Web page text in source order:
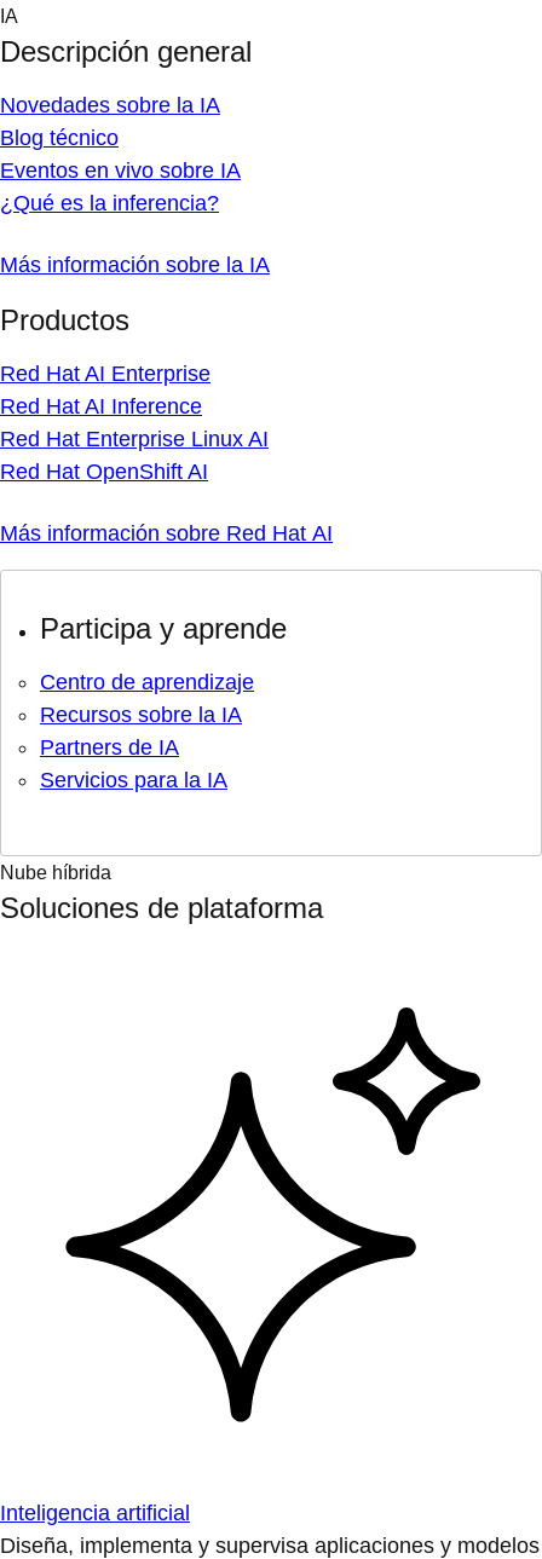
Skip
content
IA
Descripción general
Novedades sobre la IA
Blog técnico
Eventos en vivo sobre IA
¿Qué es la inferencia?
Más información sobre la IA
Productos
Red Hat AI Enterprise
Red Hat AI Inference
Red Hat Enterprise Linux AI
Red Hat OpenShift AI
Más información sobre Red Hat AI
Participa y aprende
Centro de aprendizaje
Recursos sobre la IA
Partners de IA
Servicios para la IA
Nube híbrida
Soluciones de plataforma
Inteligencia artificial
Diseña, implementa y supervisa aplicaciones y modelos